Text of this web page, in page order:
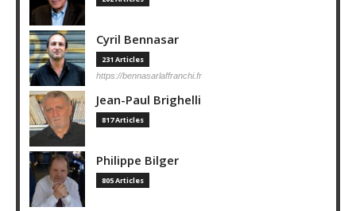
Cyril Bennasar
231 Articles
https://bennasarlaffranchi.fr
Jean-Paul Brighelli
817 Articles
Philippe Bilger
805 Articles